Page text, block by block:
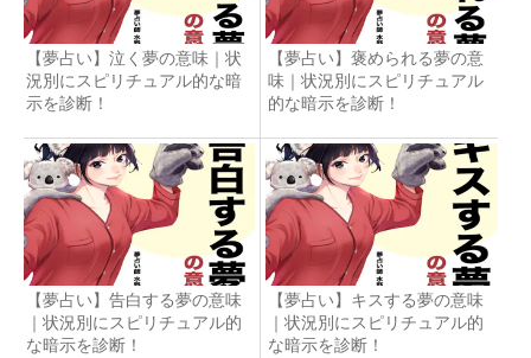
【夢占い】泣く夢の意味｜状
況別にスピリチュアル的な暗
示を診断！
【夢占い】褒められる夢の意
味｜状況別にスピリチュアル
的な暗示を診断！
【夢占い】告白する夢の意味
｜状況別にスピリチュアル的
な暗示を診断！
【夢占い】キスする夢の意味
｜状況別にスピリチュアル的
な暗示を診断！